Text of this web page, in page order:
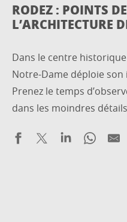
RODEZ : POINTS
L’ARCHITECTURE
Dans le centre
Notre-Dame déploie
Prenez le temps
dans les moindres